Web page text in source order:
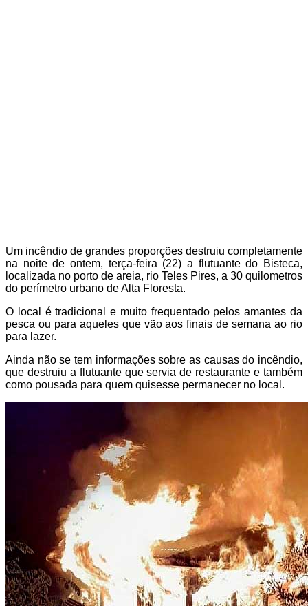
Um incêndio de grandes proporções destruiu completamente
na noite de ontem, terça-feira (22) a flutuante do Bisteca,
localizada no porto de areia, rio Teles Pires, a 30 quilometros
do perímetro urbano de Alta Floresta.
O local é tradicional e muito frequentado pelos amantes da
pesca ou para aqueles que vão aos finais de semana ao rio
para lazer.
Ainda não se tem informações sobre as causas do incêndio,
que destruiu a flutuante que servia de restaurante e também
como pousada para quem quisesse permanecer no local.